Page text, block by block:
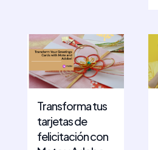
Transforma tus
tarjetas de
felicitación con